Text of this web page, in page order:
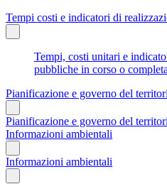
Tempi costi e indicatori di
Tempi, costi unitari e
pubbliche in corso o
Pianificazione e governo del
Pianificazione e governo del
Informazioni ambientali
Informazioni ambientali